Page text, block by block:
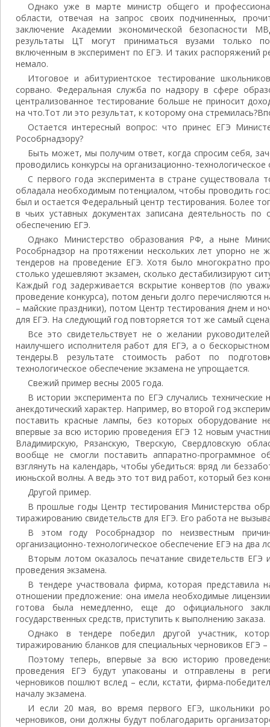
Однако уже в марте министр общего и
области, отвечая на запрос своих подчиненных,
заключение Академии экономической безопасности
результаты ЦТ могут приниматься вузами только
включенным в эксперимент по ЕГЭ. И таких распоряжений
немало.
Итоговое и абитуриентское тестирование
сорвано. Федеральная служба по надзору в сфере
централизованное тестирование больше не приносит
на что.Тот ли это результат, к которому она
Остается интересный вопрос: что принес ЕГЭ
Рособрнадзору?
Быть может, мы получим ответ, когда спросим себя,
проводились конкурсы на организационно-
С первого года эксперимента в стране существовала
обладала необходимым потенциалом, чтобы проводить
был и остается Федеральный центр тестирования. Более
в чьих уставных документах записана деятельность по
обеспечению ЕГЭ.
Однако Министерство образования РФ, а ныне
Рособрнадзор на протяжении нескольких лет упорно не
тендеров на проведение ЕГЭ. Хотя было многократно
столько удешевляют экзамен, сколько дестабилизируют
Каждый год задерживается вскрытие конвертов (по
проведение конкурса), потом деньги долго перечисляются
– майские праздники), потом Центр тестирования днем и
для ЕГЭ. На следующий год повторяется тот же самый
Все это свидетельствует не о желании
наилучшего исполнителя работ для ЕГЭ, а о
тендеры.В результате стоимость работ по
технологическое обеспечение экзамена не упрощается.
Свежий пример весны 2005 года.
В истории эксперимента по ЕГЭ случались технические
анекдотический характер. Например, во второй год
поставить красные лампы, без которых оборудование
впервые за всю историю проведения ЕГЭ 12 новым
Владимирскую, Рязанскую, Тверскую, Свердловскую
вообще не смогли поставить аппаратно-программное
взглянуть на календарь, чтобы убедиться: вряд ли
июньской волны. А ведь это тот вид работ, который без
Другой пример.
В прошлые годы Центр тестирования Министерства
тиражированию свидетельств для ЕГЭ. Его работа не
В этом году Рособрнадзор по неизвестным
организационно-технологическое обеспечение ЕГЭ на два
Вторым лотом оказалось печатание свидетельств ЕГЭ
проведения экзамена.
В тендере участвовала фирма, которая представила
отношении предложение: она имела необходимые
готова была немедленно, еще до официального
государственных средств, приступить к выполнению заказа.
Однако в тендере победил другой участник,
тиражированию бланков для специальных черновиков ЕГЭ –
Поэтому теперь, впервые за всю историю
проведения ЕГЭ будут упакованы и отправлены в
черновиков пошлют вслед – если, кстати, фирма-
началу экзамена.
И если 20 мая, во время первого ЕГЭ, школьники
черновиков, они должны будут поблагодарить